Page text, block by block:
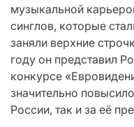
музыкальной
синглов, которые
заняли верхние
году он представил
конкурсе
значительно
России, так и за её